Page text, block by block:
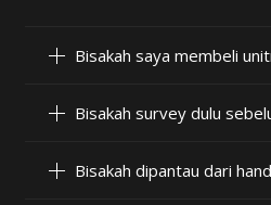
Bisakah saya membeli
Bisakah survey dulu
Bisakah dipantau dari